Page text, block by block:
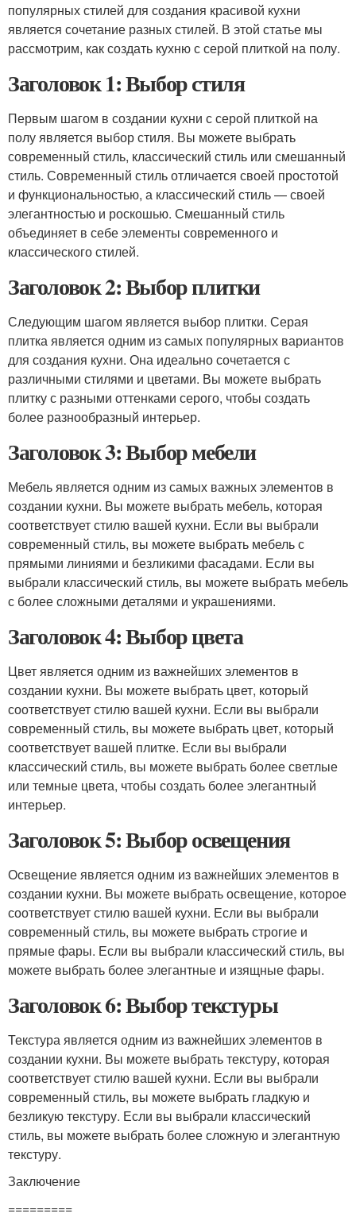
популярных стилей для создания красивой кухни
является сочетание разных стилей. В этой статье мы
рассмотрим, как создать кухню с серой плиткой на полу.
Заголовок 1: Выбор стиля
Первым шагом в создании кухни с серой плиткой на
полу является выбор стиля. Вы можете выбрать
современный стиль, классический стиль или смешанный
стиль. Современный стиль отличается своей простотой
и функциональностью, а классический стиль — своей
элегантностью и роскошью. Смешанный стиль
объединяет в себе элементы современного и
классического стилей.
Заголовок 2: Выбор плитки
Следующим шагом является выбор плитки. Серая
плитка является одним из самых популярных вариантов
для создания кухни. Она идеально сочетается с
различными стилями и цветами. Вы можете выбрать
плитку с разными оттенками серого, чтобы создать
более разнообразный интерьер.
Заголовок 3: Выбор мебели
Мебель является одним из самых важных элементов в
создании кухни. Вы можете выбрать мебель, которая
соответствует стилю вашей кухни. Если вы выбрали
современный стиль, вы можете выбрать мебель с
прямыми линиями и безликими фасадами. Если вы
выбрали классический стиль, вы можете выбрать мебель
с более сложными деталями и украшениями.
Заголовок 4: Выбор цвета
Цвет является одним из важнейших элементов в
создании кухни. Вы можете выбрать цвет, который
соответствует стилю вашей кухни. Если вы выбрали
современный стиль, вы можете выбрать цвет, который
соответствует вашей плитке. Если вы выбрали
классический стиль, вы можете выбрать более светлые
или темные цвета, чтобы создать более элегантный
интерьер.
Заголовок 5: Выбор освещения
Освещение является одним из важнейших элементов в
создании кухни. Вы можете выбрать освещение, которое
соответствует стилю вашей кухни. Если вы выбрали
современный стиль, вы можете выбрать строгие и
прямые фары. Если вы выбрали классический стиль, вы
можете выбрать более элегантные и изящные фары.
Заголовок 6: Выбор текстуры
Текстура является одним из важнейших элементов в
создании кухни. Вы можете выбрать текстуру, которая
соответствует стилю вашей кухни. Если вы выбрали
современный стиль, вы можете выбрать гладкую и
безликую текстуру. Если вы выбрали классический
стиль, вы можете выбрать более сложную и элегантную
текстуру.
Заключение
=========